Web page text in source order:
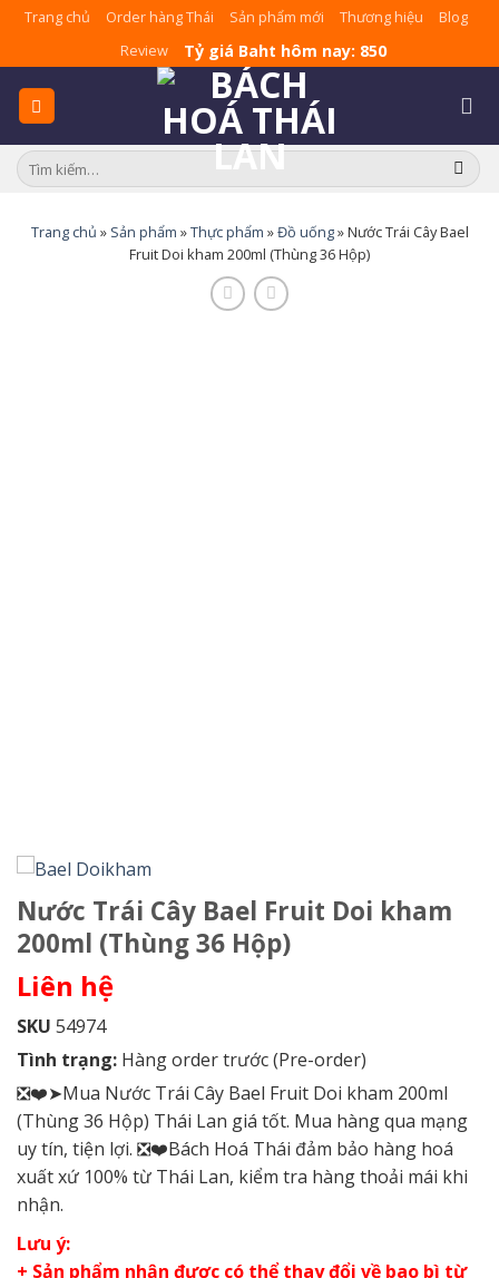
Skip
content
Trang chủ Order hàng Thái Sản phẩm mới Thương hiệu
Blog
Review
Tỷ giá Baht hôm nay: 850
Tìm
kiếm:
Trang chủ » Sản phẩm »Thực phẩm »Đồ uống»Nước Trái Cây Bael
Fruit Doi kham 200ml (Thùng 36 Hộp)
Nước Trái Cây Bael Fruit Doi kham
200ml (Thùng 36 Hộp)
Liên hệ
SKU 54974
Tình trạng: Hàng order trước (Pre-order)
❎❤️➤Mua Nước Trái Cây Bael Fruit Doi kham 200ml
(Thùng 36 Hộp) Thái Lan giá tốt. Mua hàng qua mạng
uy tín, tiện lợi. ❎❤️Bách Hoá Thái đảm bảo hàng hoá
xuất xứ 100% từ Thái Lan, kiểm tra hàng thoải mái khi
nhận.
Lưu ý:
+ Sản phẩm nhận được có thể thay đổi về bao bì từ